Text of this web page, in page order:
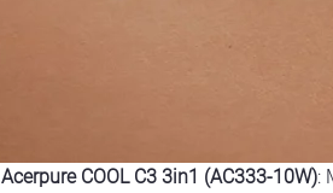
Acerpure COOL C3 3in1 (AC333-10W):